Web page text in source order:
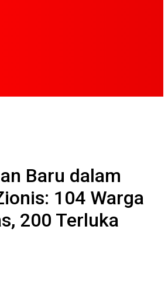
Baru dalam
104 Warga
200 Terluka